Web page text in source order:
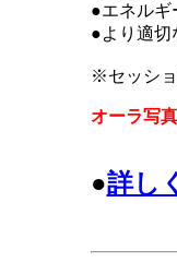
●エネルギ
●より適切
※セッシ
オーラ写
●詳し